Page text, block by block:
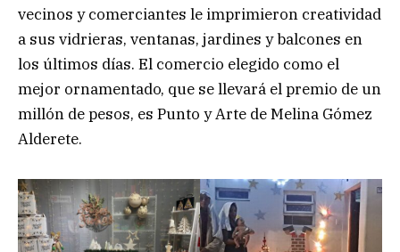
vecinos y comerciantes le imprimieron creatividad
a sus vidrieras, ventanas, jardines y balcones en
los últimos días. El comercio elegido como el
mejor ornamentado, que se llevará el premio de un
millón de pesos, es Punto y Arte de Melina Gómez
Alderete.